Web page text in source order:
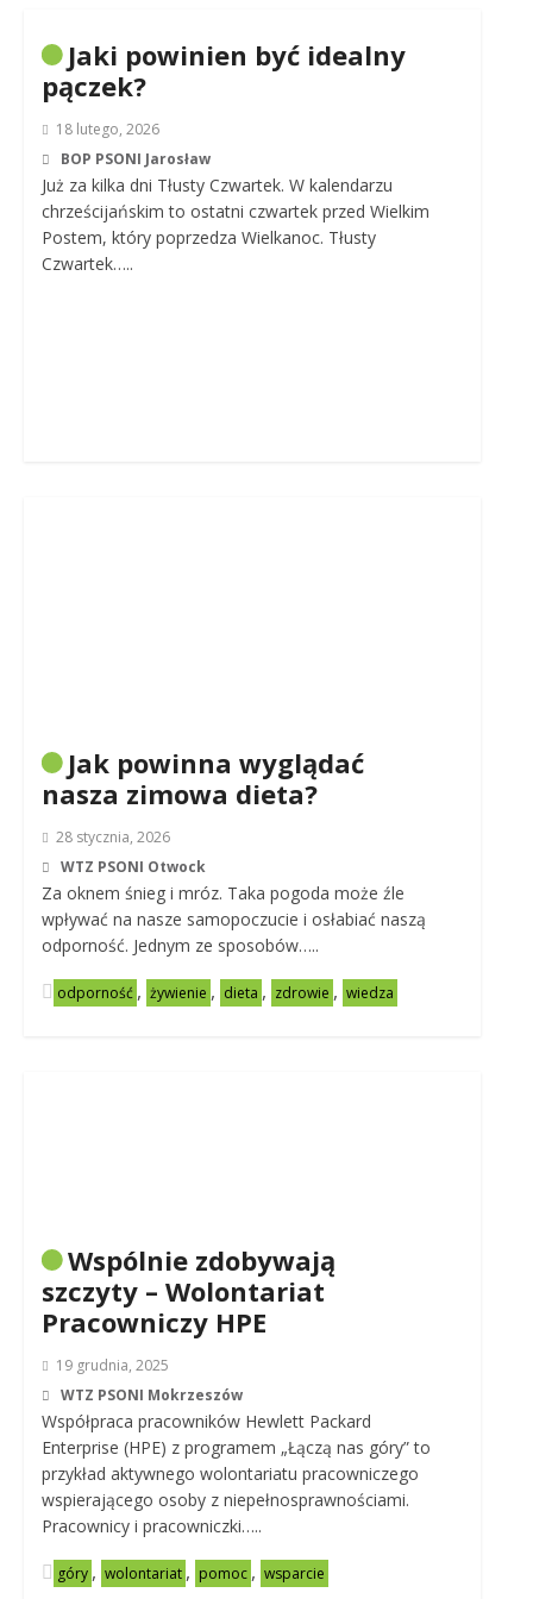
Jaki powinien być idealny
pączek?
18 lutego, 2026
BOP PSONI Jarosław
Już za kilka dni Tłusty Czwartek. W kalendarzu
chrześcijańskim to ostatni czwartek przed Wielkim
Postem, który poprzedza Wielkanoc. Tłusty
Czwartek…..
Jak powinna wyglądać
nasza zimowa dieta?
28 stycznia, 2026
WTZ PSONI Otwock
Za oknem śnieg i mróz. Taka pogoda może źle
wpływać na nasze samopoczucie i osłabiać naszą
odporność. Jednym ze sposobów…..
odporność , żywienie , dieta , zdrowie , wiedza
Wspólnie zdobywają
szczyty – Wolontariat
Pracowniczy HPE
19 grudnia, 2025
WTZ PSONI Mokrzeszów
Współpraca pracowników Hewlett Packard
Enterprise (HPE) z programem „Łączą nas góry” to
przykład aktywnego wolontariatu pracowniczego
wspierającego osoby z niepełnosprawnościami.
Pracownicy i pracowniczki…..
góry , wolontariat , pomoc , wsparcie